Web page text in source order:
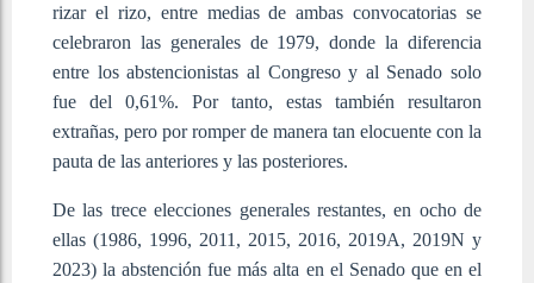
rizar el rizo, entre medias de ambas convocatorias se
celebraron las generales de 1979, donde la diferencia
entre los abstencionistas al Congreso y al Senado solo
fue del 0,61%. Por tanto, estas también resultaron
extrañas, pero por romper de manera tan elocuente con la
pauta de las anteriores y las posteriores.
De las trece elecciones generales restantes, en ocho de
ellas (1986, 1996, 2011, 2015, 2016, 2019A, 2019N y
2023) la abstención fue más alta en el Senado que en el